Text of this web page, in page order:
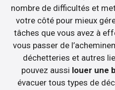
nombre de difficultés et
votre côté pour mieux
tâches que vous avez à
vous passer de
déchetteries et autres
pouvez aussi louer une
évacuer tous types de